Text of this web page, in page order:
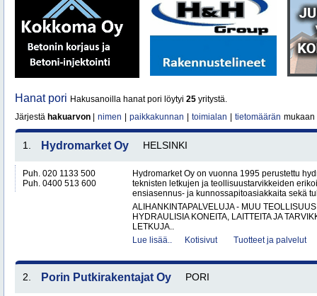
Hanat pori Hakusanoilla hanat pori löytyi 25 yritystä.
Järjestä hakuarvon nimen paikkakunnan toimialan tietomäärän mukaan
1. Hydromarket Oy HELSINKI
Puh. 020 1133 500
Puh. 0400 513 600
Hydromarket Oy on vuonna 1995 perustettu
teknisten letkujen ja teollisuustarvikkeiden
ensiasennus- ja kunnossapitoasiakkaita sekä
ALIHANKINTAPALVELUJA - MUU TEOLLISUUS
HYDRAULISIA KONEITA, LAITTEITA JA
LETKUJA..
Lue lisää..
Kotisivut Tuotteet ja palvelut
2. Porin Putkirakentajat Oy PORI